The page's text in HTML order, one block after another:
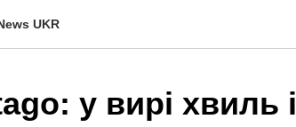
UKR
у вирі хвиль і